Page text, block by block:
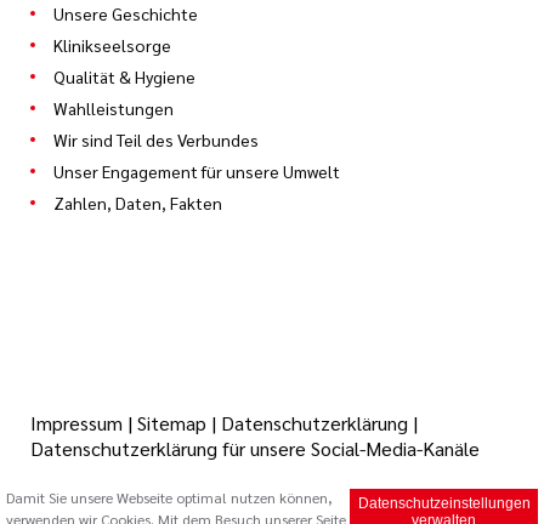
Unsere Geschichte
Klinikseelsorge
Qualität & Hygiene
Wahlleistungen
Wir sind Teil des Verbundes
Unser Engagement für unsere Umwelt
Zahlen, Daten, Fakten
© 2026 Caritas Trägergesellschaft Saarbrücken mbH (cts)
Impressum |Sitemap | Datenschutzerklärung |
Datenschutzerklärung für unsere Social-Media-Kanäle
Datenschutzeinstellungen
verwalten
Damit Sie unsere Webseite optimal nutzen können,
verwenden wir Cookies. Mit dem Besuch unserer Seite